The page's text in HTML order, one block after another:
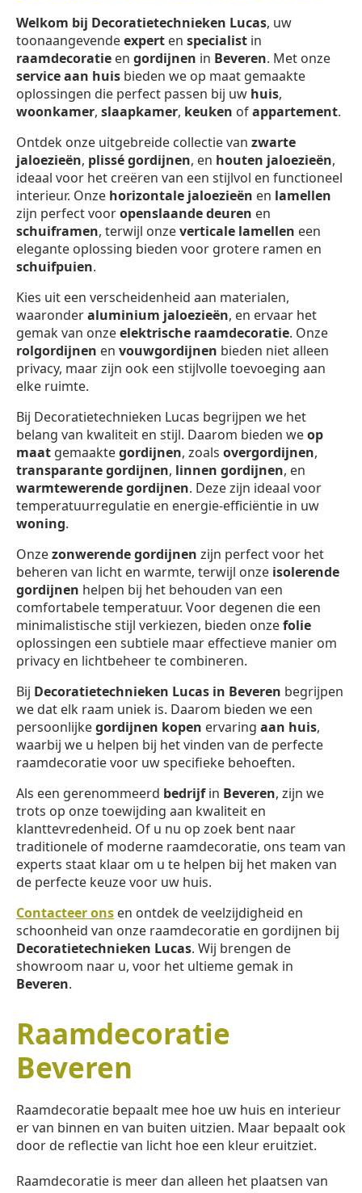
Welkom bij Decoratietechnieken Lucas, uw
toonaangevendeexpert en specialist in
raamdecoratie en gordijnen in Beveren. Met onze
service aan huis bieden we op maat gemaakte
oplossingen die perfect passen bij uw huis,
woonkamer, slaapkamer, keuken ofappartement.
Ontdek onze uitgebreide collectie van zwarte
jaloezieën, plissé gordijnen, en houten jaloezieën,
ideaal voor het creëren van een stijlvol en functioneel
interieur. Onze horizontale jaloezieën en lamellen
zijn perfect vooropenslaande deuren en
schuiframen, terwijl onzeverticale lamellen een
elegante oplossing bieden voor grotere ramen en
schuifpuien.
Kies uit een verscheidenheid aan materialen,
waaronderaluminium jaloezieën, en ervaar het
gemak van onzeelektrische raamdecoratie. Onze
rolgordijnen en vouwgordijnen bieden niet alleen
privacy, maar zijn ook een stijlvolle toevoeging aan
elke ruimte.
Bij Decoratietechnieken Lucas begrijpen we het
belang van kwaliteit en stijl. Daarom bieden weop
maat gemaaktegordijnen, zoals overgordijnen,
transparante gordijnen, linnen gordijnen, en
warmtewerende gordijnen. Deze zijn ideaal voor
temperatuurregulatie en energie-efficiëntie in uw
woning.
Onzezonwerende gordijnen zijn perfect voor het
beheren van licht en warmte, terwijl onze isolerende
gordijnen helpen bij het behouden van een
comfortabele temperatuur. Voor degenen die een
minimalistische stijl verkiezen, bieden onzefolie
oplossingen een subtiele maar effectieve manier om
privacy en lichtbeheer te combineren.
Bij Decoratietechnieken Lucas in Beveren begrijpen
we dat elk raam uniek is. Daarom bieden we een
persoonlijkegordijnen kopen ervaring aan huis,
waarbij we u helpen bij het vinden van de perfecte
raamdecoratie voor uw specifieke behoeften.
Als een gerenommeerd bedrijfin Beveren, zijn we
trots op onze toewijding aan kwaliteit en
klanttevredenheid. Of u nu op zoek bent naar
traditionele of moderne raamdecoratie, ons team van
experts staat klaar om u te helpen bij het maken van
de perfecte keuze voor uw huis.
Contacteer ons en ontdek de veelzijdigheid en
schoonheid van onze raamdecoratie en gordijnen bij
Decoratietechnieken Lucas. Wij brengen de
showroom naar u, voor het ultieme gemak in
Beveren.
Raamdecoratie
Beveren
Raamdecoratie bepaalt mee hoe uw huis en interieur
er van binnen en van buiten uitzien. Maar bepaalt ook
door de reflectie van licht hoe een kleur eruitziet.
Raamdecoratie is meer dan alleen het plaatsen van